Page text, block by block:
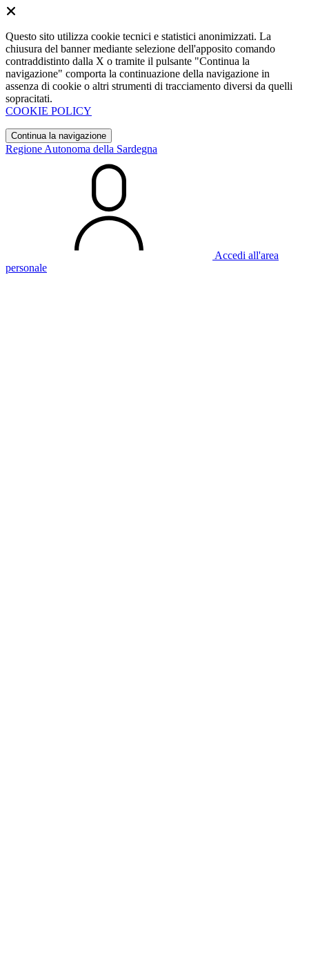
Questo sito utilizza cookie tecnici e statistici anonimizzati. La
chiusura del banner mediante selezione dell'apposito comando
contraddistinto dalla X o tramite il pulsante "Continua la
navigazione" comporta la continuazione della navigazione in
assenza di cookie o altri strumenti di tracciamento diversi da quelli
sopracitati.
COOKIE POLICY
Continua la navigazione
Regione Autonoma della Sardegna
Accedi all'area
personale